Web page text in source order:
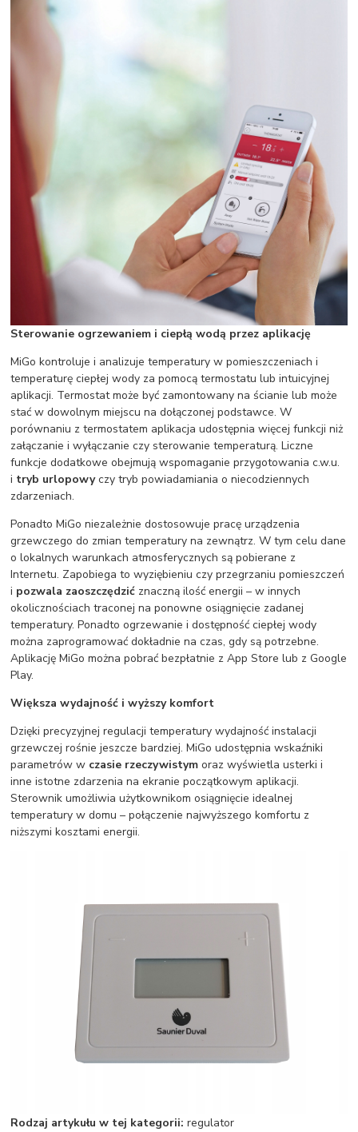
Sterowanie ogrzewaniem i ciepłą wodą przez aplikację
MiGo kontroluje i analizuje temperatury w pomieszczeniach i
temperaturę ciepłej wody za pomocą termostatu lub intuicyjnej
aplikacji. Termostat może być zamontowany na ścianie lub może
stać w dowolnym miejscu na dołączonej podstawce. W
porównaniu z termostatem aplikacja udostępnia więcej funkcji niż
załączanie i wyłączanie czy sterowanie temperaturą. Liczne
funkcje dodatkowe obejmują wspomaganie przygotowania c.w.u.
i tryb urlopowyczy tryb powiadamiania o niecodziennych
zdarzeniach.
Ponadto MiGo niezależnie dostosowuje pracę urządzenia
grzewczego do zmian temperatury na zewnątrz. W tym celu dane
o lokalnych warunkach atmosferycznych są pobierane z
Internetu. Zapobiega to wyziębieniu czy przegrzaniu pomieszczeń
i pozwala zaoszczędzić znaczną ilość energii – w innych
okolicznościach traconej na ponowne osiągnięcie zadanej
temperatury. Ponadto ogrzewanie i dostępność ciepłej wody
można zaprogramować dokładnie na czas, gdy są potrzebne.
Aplikację MiGo można pobrać bezpłatnie z App Store lub z Google
Play.
Większa wydajność i wyższy komfort
Dzięki precyzyjnej regulacji temperatury wydajność instalacji
grzewczej rośnie jeszcze bardziej. MiGo udostępnia wskaźniki
parametrów w czasie rzeczywistym oraz wyświetla usterki i
inne istotne zdarzenia na ekranie początkowym aplikacji.
Sterownik umożliwia użytkownikom osiągnięcie idealnej
temperatury w domu – połączenie najwyższego komfortu z
niższymi kosztami energii.
Rodzaj artykułu w tej kategorii: regulator